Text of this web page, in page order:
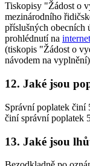
Tiskopisy "Žádost o
mezinárodního
příslušných obecních
prohlédnutí na
(tiskopis "Žádost o
návodem na
12. Jaké jsou
Správní poplatek činí
činí správní poplatek
13. Jaké jsou